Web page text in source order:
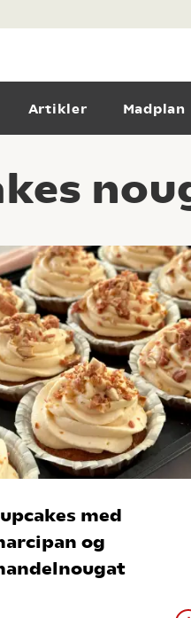
Artikler Madplan
med
og